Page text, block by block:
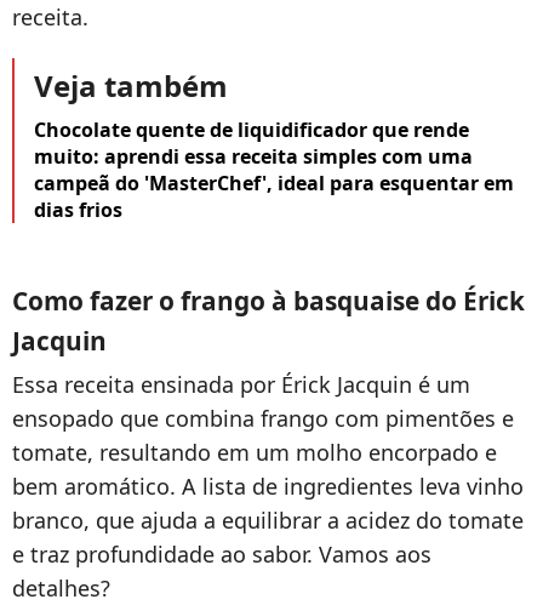
receita.
Veja também
Chocolate quente de liquidificador que rende
muito: aprendi essa receita simples com uma
campeã do 'MasterChef', ideal para esquentar em
dias frios
Como fazer o frango à basquaise do Érick
Jacquin
Essa receita ensinada por Érick Jacquin é um
ensopado que combina frango com pimentões e
tomate, resultando em um molho encorpado e
bem aromático. A lista de ingredientes leva vinho
branco, que ajuda a equilibrar a acidez do tomate
e traz profundidade ao sabor. Vamos aos
detalhes?